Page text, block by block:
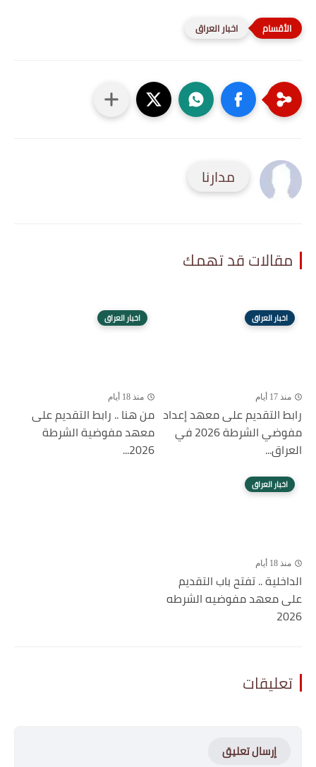
اخبار العراق
مدارنا
مقالات قد تهمك
اخبار العراق
منذ 17 أيام
رابط التقديم على معهد إعداد
مفوضي الشرطة 2026 في
العراق...
اخبار العراق
منذ 18 أيام
من هنا .. رابط التقديم على
معهد مفوضية الشرطة
2026...
اخبار العراق
منذ 18 أيام
الداخلية .. تفتح باب التقديم
على معهد مفوضيه الشرطه
2026
تعليقات
إرسال تعليق